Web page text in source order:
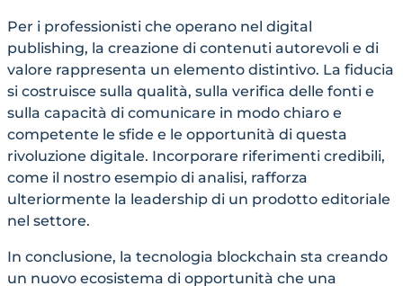
Per i professionisti che operano nel digital
publishing, la creazione di contenuti autorevoli e di
valore rappresenta un elemento distintivo. La fiducia
si costruisce sulla qualità, sulla verifica delle fonti e
sulla capacità di comunicare in modo chiaro e
competente le sfide e le opportunità di questa
rivoluzione digitale. Incorporare riferimenti credibili,
come il nostro esempio di analisi, rafforza
ulteriormente la leadership di un prodotto editoriale
nel settore.
In conclusione, la tecnologia blockchain sta creando
un nuovo ecosistema di opportunità che una